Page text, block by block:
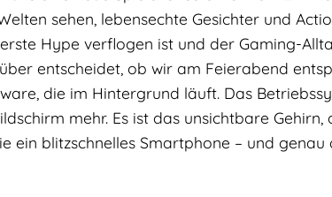
sehen, lebensechte Gesichter und
Hype verflogen ist und der Gaming-
entscheidet, ob wir am Feierabend
die im Hintergrund läuft. Das
mehr. Es ist das unsichtbare
ein blitzschnelles Smartphone – und